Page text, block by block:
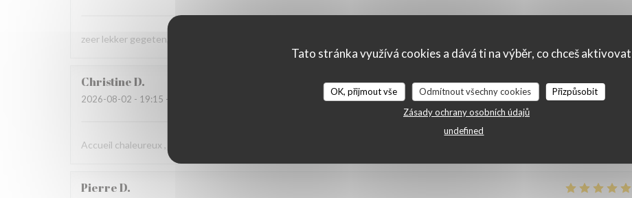
Tato stránka využívá cookies a dává ti na výběr, co chceš aktivovat
OK, přijmout vše Odmítnout všechny cookies
Přizpůsobit
Zásady ochrany osobních údajů
undefined
zeer lekker gegeten, zeer vriendelijke bediening
ChristineD
2026-08-02 - 19:15 - Hosté 2 Služba 5/5 Atmosféra:5/5 Kuchyně:5 /5 Kvalita / Cena
Accueil chaleureux , professionnel
PierreD